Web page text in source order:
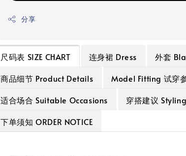
分享
尺码表 SIZE CHART 连身裙 Dress
外套
商品细节 Product Details
Model Fitting 试穿
适合场合 Suitable Occasions
穿搭建议
下单须知 ORDER NOTICE